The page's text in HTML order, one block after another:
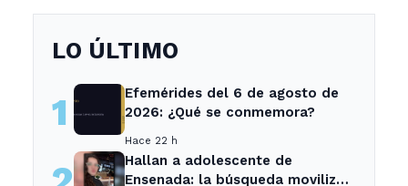
LO ÚLTIMO
1
Efemérides del 6 de agosto de
2026: ¿Qué se conmemora?
Hace 22 h
Hallan a adolescente de
Ensenada: la búsqueda movilizó